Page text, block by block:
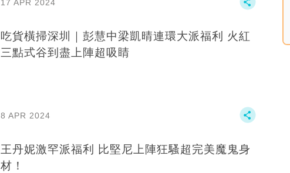
17 APR 2024
吃貨橫掃深圳｜彭慧中梁凱晴連環大派福利 火紅
三點式谷到盡上陣超吸睛
8 APR 2024
王丹妮激罕派福利 比堅尼上陣狂騷超完美魔鬼身
材！